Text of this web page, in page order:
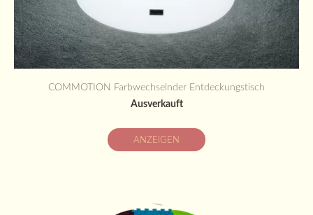
COMMOTION Farbwechselnder Entdeckungstisch
Ausverkauft
ANZEIGEN